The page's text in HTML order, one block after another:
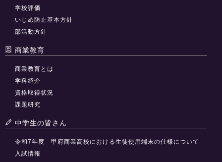
学校評価
いじめ防止基本方針
部活動方針
商業教育
商業教育とは
学科紹介
資格取得状況
課題研究
中学生の皆さん
令和7年度 甲府商業高校における生徒使用端末の仕様について
入試情報